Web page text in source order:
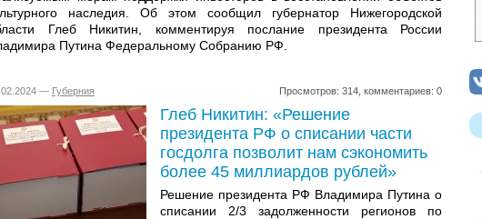
наследия. Об этом сообщил губернатор Нижегородской
Глеб Никитин, комментируя послание президента России
Путина Федеральному Собранию РФ.
— Губерния Просмотров: 314, комментариев: 0
Глеб Никитин: «Решение
президента РФ о списании части
госдолга позволит нам сэкономить
более 45 миллиардов рублей»
Решение президента РФ Владимира Путина о
списании 2/3 задолженности регионов по